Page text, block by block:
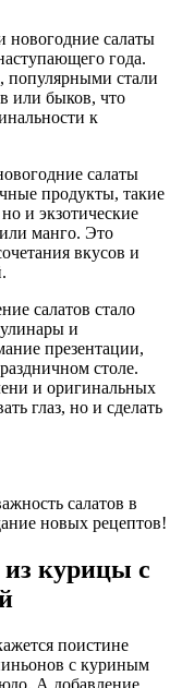
новогодние салаты
года.
популярными стали
или быков, что
к
салаты
продукты, такие
и экзотические
манго. Это
вкусов и
салатов стало
и
презентации,
столе.
и оригинальных
глаз, но и сделать
салатов в
новых рецептов!
курицы с
поистине
с куриным
А добавление